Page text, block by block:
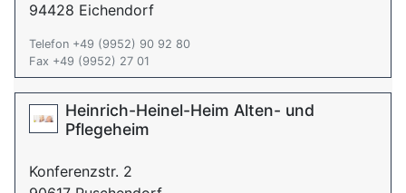
94428 Eichendorf
Telefon +49 (9952) 90 92 80
Fax +49 (9952) 27 01
Heinrich-Heinel-Heim Alten- und
Pflegeheim
Konferenzstr. 2